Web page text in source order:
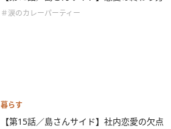
＃涙のカレーパーティー
暮らす
【第15話／島さんサイド】社内恋愛の欠点